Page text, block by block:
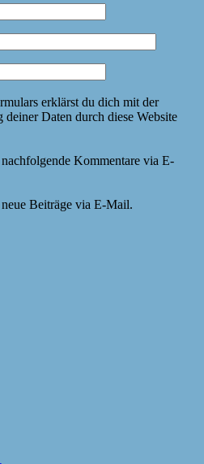
erklärst du dich mit der
deiner Daten durch diese Website
Kommentare via E-
Beiträge via E-Mail.